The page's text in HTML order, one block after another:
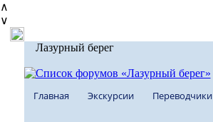
∧
∨
Лазурный берег
Главная Экскурсии Переводчики